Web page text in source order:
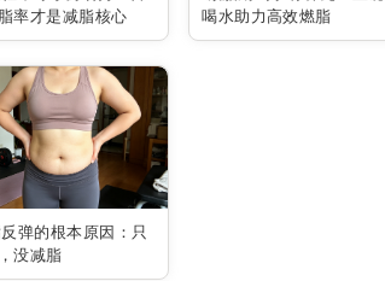
率才是减脂核心
喝水助力高效燃脂
弹的根本原因：只
没减脂